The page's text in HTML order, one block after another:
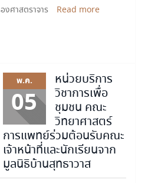
ศาสตราจาร
Read more
พ.ค.
05
หน่วยบริการ
วิชาการเพื่อ
ชุมชน คณะ
วิทยาศาสตร์
การแพทย์ร่วมต้อนรับคณะ
เจ้าหน้าที่และนักเรียนจาก
มูลนิธิบ้านสุทธาวาส